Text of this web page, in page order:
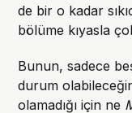
de bir o kadar
bölüme kıyasla
Bunun, sadece
durum
olamadığı için ne